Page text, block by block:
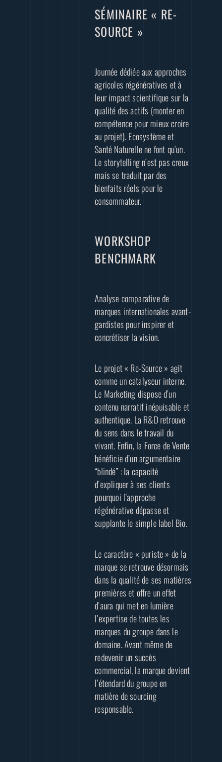
SÉMINAIRE « RE-
SOURCE »
Journée dédiée aux approches
agricoles régénératives et à
leur impact scientifique sur la
qualité des actifs (monter en
compétence pour mieux croire
au projet). Ecosystème et
Santé Naturelle ne font qu’un.
Le storytelling n’est pas creux
mais se traduit par des
bienfaits réels pour le
consommateur.
WORKSHOP
BENCHMARK
Analyse comparative de
marques internationales avant-
gardistes pour inspirer et
concrétiser la vision.
Le projet « Re-Source » agit
comme un catalyseur interne.
Le Marketing dispose d’un
contenu narratif inépuisable et
authentique. La R&D retrouve
du sens dans le travail du
vivant. Enfin, la Force de Vente
bénéficie d’un argumentaire
“blindé” : la capacité
d’expliquer à ses clients
pourquoi l’approche
régénérative dépasse et
supplante le simple label Bio.
Le caractère « puriste » de la
marque se retrouve désormais
dans la qualité de ses matières
premières et offre un effet
d’aura qui met en lumière
l’expertise de toutes les
marques du groupe dans le
domaine. Avant même de
redevenir un succès
commercial, la marque devient
l’étendard du groupe en
matière de sourcing
responsable.